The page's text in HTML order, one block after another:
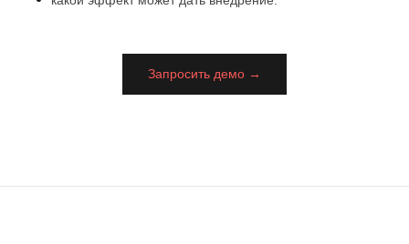
Запросить демо →